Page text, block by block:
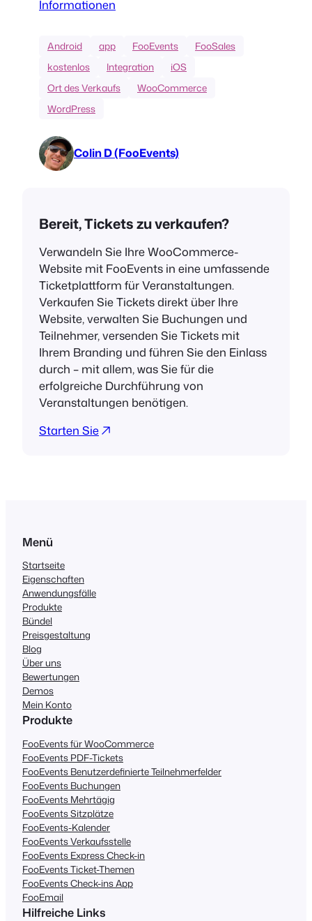
Informationen
Android app FooEvents
FooSales
kostenlos
Integration
iOS
Ort des Verkaufs
WooCommerce
WordPress
Colin D (FooEvents)
Bereit, Tickets zu verkaufen?
Verwandeln Sie Ihre WooCommerce-
Website mit FooEvents in eine umfassende
Ticketplattform für Veranstaltungen.
Verkaufen Sie Tickets direkt über Ihre
Website, verwalten Sie Buchungen und
Teilnehmer, versenden Sie Tickets mit
Ihrem Branding und führen Sie den Einlass
durch – mit allem, was Sie für die
erfolgreiche Durchführung von
Veranstaltungen benötigen.
Starten Sie
Menü
Startseite
Eigenschaften
Anwendungsfälle
Produkte
Bündel
Preisgestaltung
Blog
Über uns
Bewertungen
Demos
Mein Konto
Produkte
FooEvents für WooCommerce
FooEvents PDF-Tickets
FooEvents Benutzerdefinierte Teilnehmerfelder
FooEvents Buchungen
FooEvents Mehrtägig
FooEvents Sitzplätze
FooEvents-Kalender
FooEvents Verkaufsstelle
FooEvents Express Check-in
FooEvents Ticket-Themen
FooEvents Check-ins App
FooEmail
Hilfreiche Links